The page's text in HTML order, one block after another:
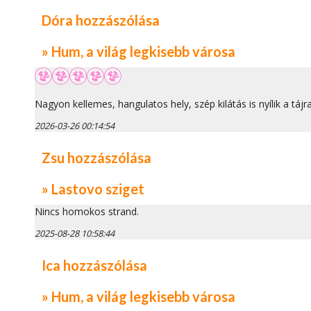
Dóra hozzászólása
» Hum, a világ legkisebb városa
Nagyon kellemes, hangulatos hely, szép kilátás is nyílik a
2026-03-26 00:14:54
Zsu hozzászólása
» Lastovo sziget
Nincs homokos strand.
2025-08-28 10:58:44
Ica hozzászólása
» Hum, a világ legkisebb városa